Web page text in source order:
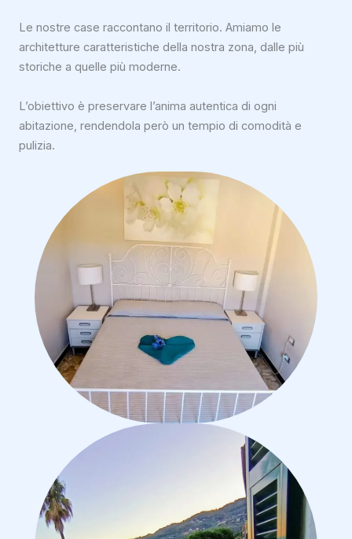
Le nostre case raccontano il territorio. Amiamo le
architetture caratteristiche della nostra zona, dalle più
storiche a quelle più moderne.
L’obiettivo è preservare l’anima autentica di ogni
abitazione, rendendola però un tempio di comodità e
pulizia.